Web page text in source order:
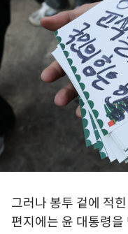
그러나 봉투 겉에 적
편지에는 윤 대통령